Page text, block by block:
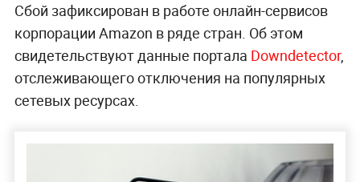
Сбой зафиксирован в работе онлайн-сервисов
корпорации Amazon в ряде стран. Об этом
свидетельствуют данные портала Downdetector,
отслеживающего отключения на популярных
сетевых ресурсах.